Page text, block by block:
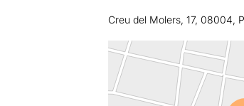
Creu del Molers, 17, 08004,